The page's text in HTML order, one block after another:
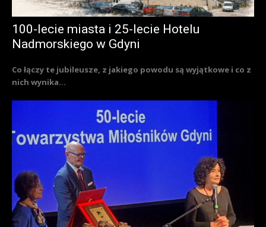
100-lecie miasta i 25-lecie Hotelu
Nadmorskiego w Gdyni
Co łączy te jubileusze, z jakiego powodu są wyjątkowe i co z
nich wynika...